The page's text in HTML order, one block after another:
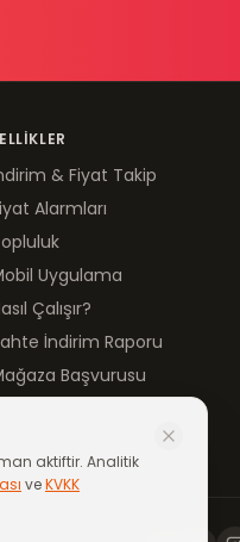
& Fiyat Takip
Alarmları
Uygulama
Çalışır?
İndirim Raporu
Başvurusu
aktiftir. Analitik
veKVKK